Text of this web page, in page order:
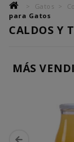
Gatos
para Gatos
CALDOS Y
MÁS